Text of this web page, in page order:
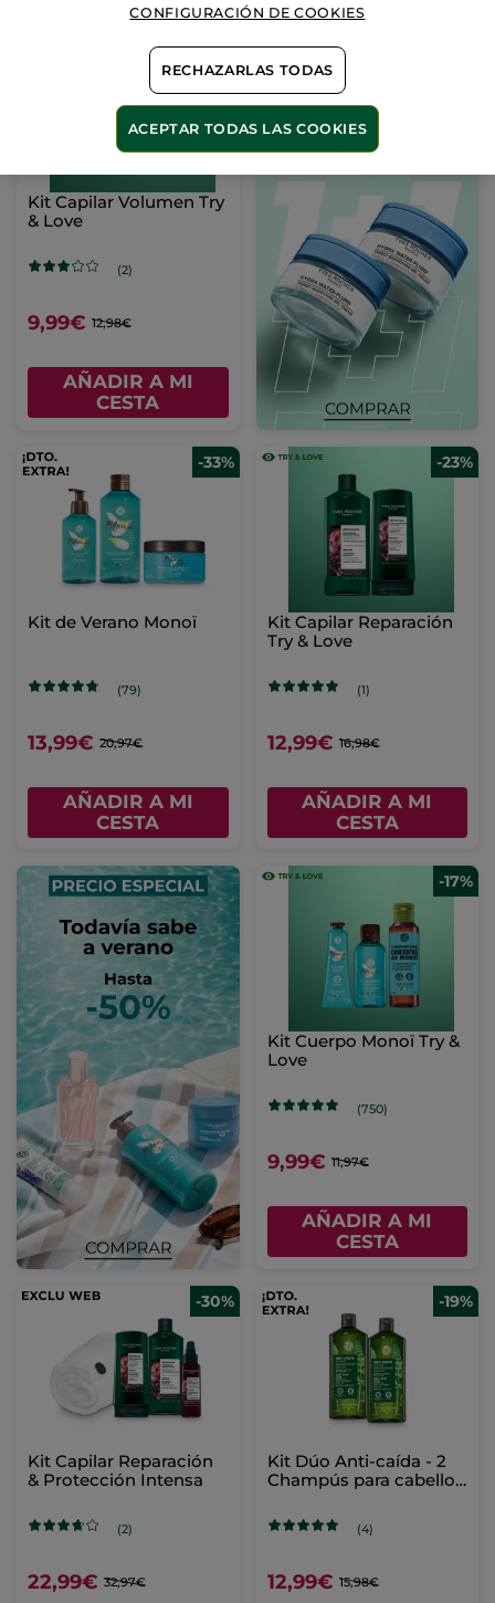
-23%
Kit Capilar Volumen Try
& Love
(2)
9,99€ 12,98€
AÑADIR A MI
CESTA
-33%
Kit de Verano Monoï
(79)
13,99€ 20,97€
AÑADIR A MI
CESTA
-23%
Kit Capilar Reparación
Try & Love
(1)
12,99€ 16,98€
AÑADIR A MI
CESTA
-17%
Kit Cuerpo Monoï Try &
Love
(750)
9,99€ 11,97€
AÑADIR A MI
CESTA
-30%
Kit Capilar Reparación
& Protección Intensa
(2)
22,99€ 32,97€
-19%
Kit Dúo Anti-caída - 2
Champús para cabello
(4)
12,99€ 15,98€
CONFIGURACIÓN DE COOKIES
RECHAZARLAS TODAS
ACEPTAR TODAS LAS COOKIES